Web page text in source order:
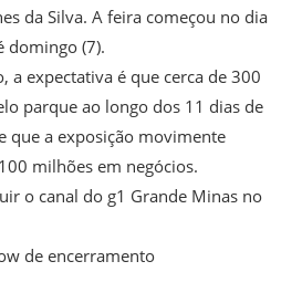
da Silva. A feira começou no dia
domingo (7).
a expectativa é que cerca de 300
parque ao longo dos 11 dias de
que a exposição movimente
milhões em negócios.
o canal do g1 Grande Minas no
de encerramento